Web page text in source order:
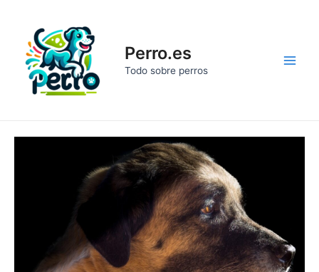
contenido
Perro.es
Todo sobre perros